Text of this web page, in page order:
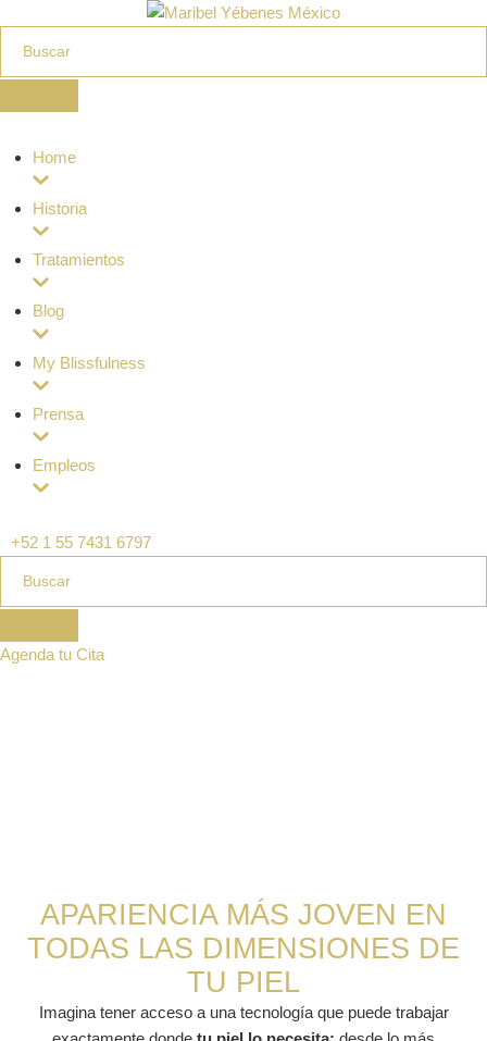
Home
Historia
Tratamientos
Blog
My Blissfulness
Prensa
Empleos
+52 1 55 7431 6797
Agenda tu Cita
APARIENCIA MÁS JOVEN EN
TODAS LAS DIMENSIONES DE
TU PIEL
Imagina tener acceso a una tecnología que puede trabajar